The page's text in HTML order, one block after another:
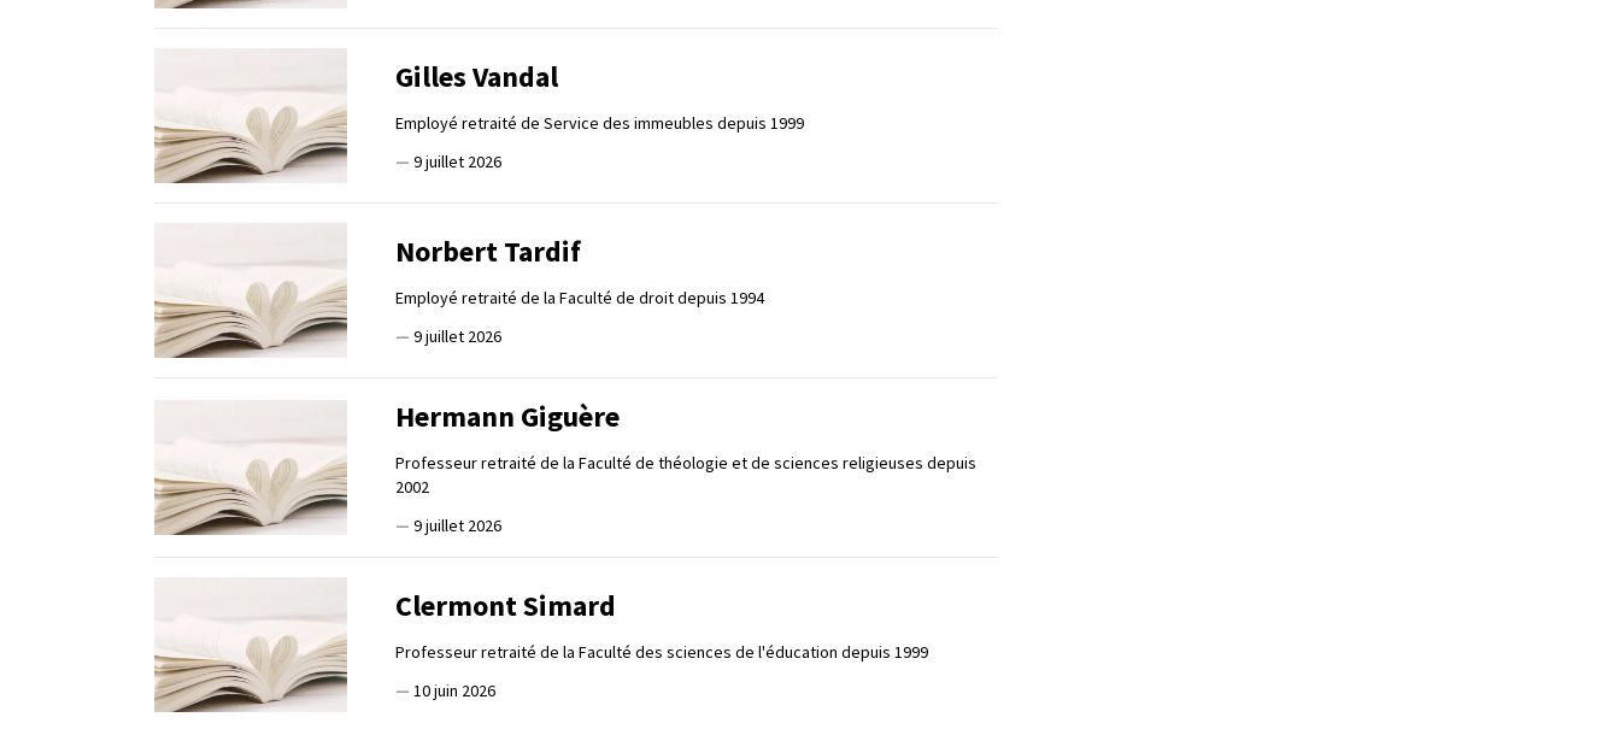
Gilles Vandal
Employé retraité de Service des immeubles depuis 1999
— 9 juillet 2026
Norbert Tardif
Employé retraité de la Faculté de droit depuis 1994
— 9 juillet 2026
Hermann Giguère
Professeur retraité de la Faculté de théologie et de sciences religieuses depuis
2002
— 9 juillet 2026
Clermont Simard
Professeur retraité de la Faculté des sciences de l'éducation depuis 1999
— 10 juin 2026